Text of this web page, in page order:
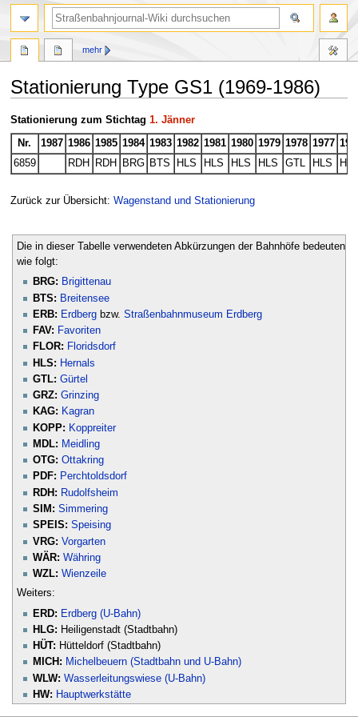
Stationierung Type GS1 (1969-1986)
Zur
Navigation
springen
Zur
Suche
springen
Stationierung zum Stichtag 1. Jänner
Nr. 1987 1986 1985 1984 1983 1982 1981 1980 1979 1978 1977
6859
RDH RDH BRG BTS HLS HLS HLS HLS GTL HLS
Zurück zur Übersicht: Wagenstand und Stationierung
Die in dieser Tabelle verwendeten Abkürzungen der Bahnhöfe bedeuten
wie folgt:
BRG: Brigittenau
BTS: Breitensee
ERB: Erdberg bzw. Straßenbahnmuseum Erdberg
FAV: Favoriten
FLOR: Floridsdorf
HLS: Hernals
GTL: Gürtel
GRZ: Grinzing
KAG: Kagran
KOPP: Koppreiter
MDL: Meidling
OTG: Ottakring
PDF: Perchtoldsdorf
RDH: Rudolfsheim
SIM: Simmering
SPEIS: Speising
VRG: Vorgarten
WÄR: Währing
WZL: Wienzeile
Weiters:
ERD: Erdberg (U-Bahn)
HLG: Heiligenstadt (Stadtbahn)
HÜT: Hütteldorf (Stadtbahn)
MICH: Michelbeuern (Stadtbahn und U-Bahn)
WLW: Wasserleitungswiese (U-Bahn)
HW: Hauptwerkstätte
mehr
Suche